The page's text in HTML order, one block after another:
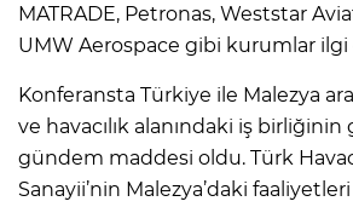
MATRADE, Petronas, Weststar
UMW Aerospace gibi kurumlar
Konferansta Türkiye ile Malezya
ve havacılık alanındaki iş
gündem maddesi oldu. Türk
Sanayii’nin Malezya’daki